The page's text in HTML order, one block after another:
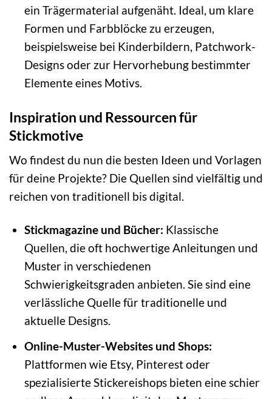
ein Trägermaterial aufgenäht. Ideal, um klare
Formen und Farbblöcke zu erzeugen,
beispielsweise bei Kinderbildern, Patchwork-
Designs oder zur Hervorhebung bestimmter
Elemente eines Motivs.
Inspiration und Ressourcen für
Stickmotive
Wo findest du nun die besten Ideen und Vorlagen
für deine Projekte? Die Quellen sind vielfältig und
reichen von traditionell bis digital.
Stickmagazine und Bücher: Klassische
Quellen, die oft hochwertige Anleitungen und
Muster in verschiedenen
Schwierigkeitsgraden anbieten. Sie sind eine
verlässliche Quelle für traditionelle und
aktuelle Designs.
Online-Muster-Websites und Shops:
Plattformen wie Etsy, Pinterest oder
spezialisierte Stickereishops bieten eine schier